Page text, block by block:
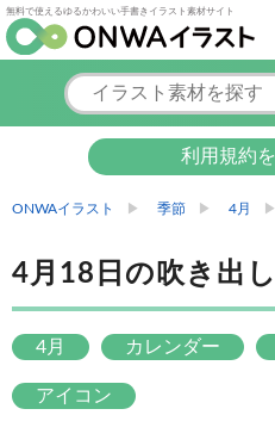
無料で使えるゆるかわいい手書きイラスト素材サイト
利用規約
ONWAイラスト 季節 4月
4月18日の吹き出
4月 カレンダー
アイコン